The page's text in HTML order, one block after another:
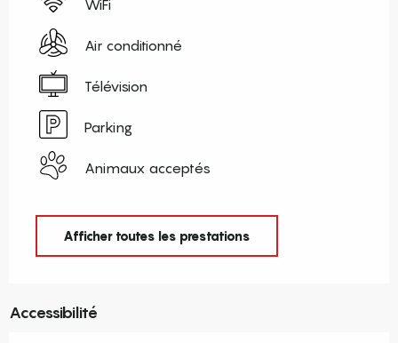
WiFi
Air conditionné
Télévision
Parking
Animaux acceptés
Afficher toutes les prestations
Accessibilité